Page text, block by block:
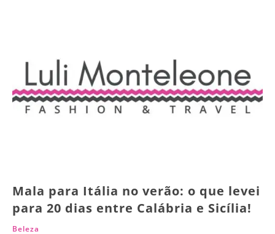
Mala para Itália no verão: o que levei
para 20 dias entre Calábria e Sicília!
Beleza